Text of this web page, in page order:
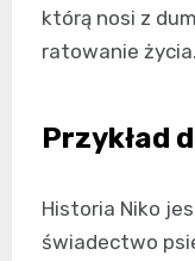
którą nosi z
ratowanie życia.
Przykład
Historia Niko
świadectwo